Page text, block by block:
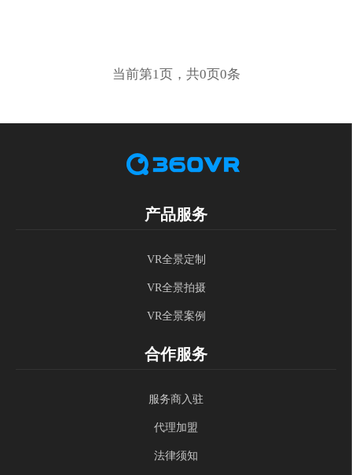
当前第1页，共0页0条
产品服务
VR全景定制
VR全景拍摄
VR全景案例
合作服务
服务商入驻
代理加盟
法律须知